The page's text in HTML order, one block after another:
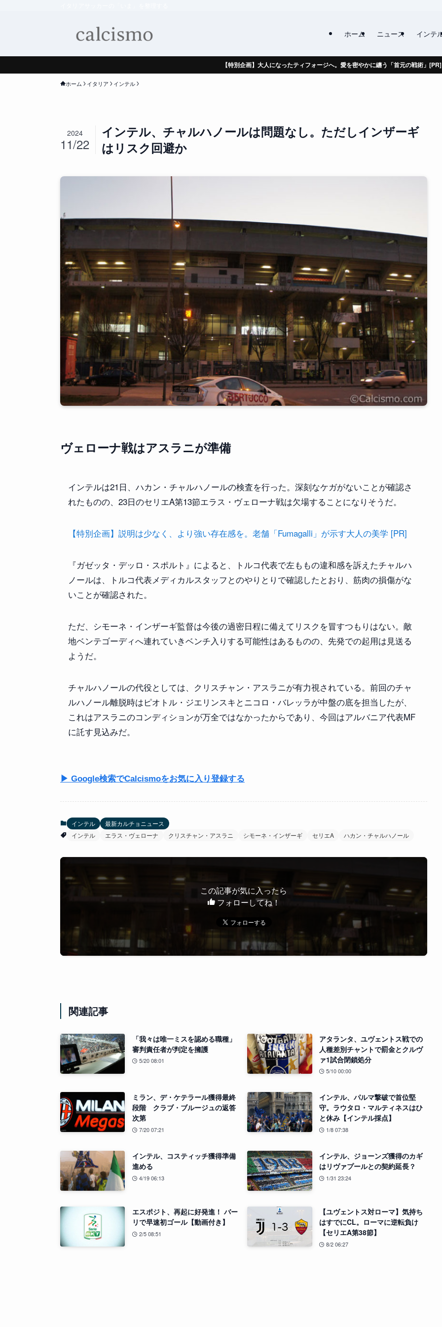
ホーム ニュース インテ
【特別企画】大人になったティフォージへ。愛を密やかに纏う「首元の戦術」[PR]
ホーム イタリア インテル
インテル、チャルハノールは問題なし。ただしインザーギ
はリスク回避か
2024
11/22
ヴェローナ戦はアスラニが準備
インテルは21日、ハカン・チャルハノールの検査を行った。深刻なケガがないことが確認さ
れたものの、23日のセリエA第13節エラス・ヴェローナ戦は欠場することになりそうだ。
【特別企画】説明は少なく、より強い存在感を。老舗「Fumagalli」が示す大人の美学 [PR]
『ガゼッタ・デッロ・スポルト』によると、トルコ代表で左ももの違和感を訴えたチャルハ
ノールは、トルコ代表メディカルスタッフとのやりとりで確認したとおり、筋肉の損傷がな
いことが確認された。
ただ、シモーネ・インザーギ監督は今後の過密日程に備えてリスクを冒すつもりはない。敵
地ベンテゴーディへ連れていきベンチ入りする可能性はあるものの、先発での起用は見送る
ようだ。
チャルハノールの代役としては、クリスチャン・アスラニが有力視されている。前回のチャ
ルハノール離脱時はピオトル・ジエリンスキとニコロ・バレッラが中盤の底を担当したが、
これはアスラニのコンディションが万全ではなかったからであり、今回はアルバニア代表MF
に託す見込みだ。
▶ Google検索でCalcismoをお気に入り登録する
インテル
最新カルチョニュース
インテル
エラス・ヴェローナ クリスチャン・アスラニ シモーネ・インザーギ セリエA ハカン・チャルハノール
この記事が気に入ったら
フォローしてね！
関連記事
「我々は唯一ミスを認める職種」
審判責任者が判定を擁護
5/20 08:01
アタランタ、ユヴェントス戦での
人種差別チャントで罰金とクルヴ
ァ1試合閉鎖処分
5/10 00:00
ミラン、デ・ケテラール獲得最終
段階 クラブ・ブルージュの返答
次第
7/20 07:21
インテル、パルマ撃破で首位堅
守。ラウタロ・マルティネスはひ
と休み【インテル採点】
1/8 07:38
インテル、コスティッチ獲得準備
進める
4/19 06:13
インテル、ジョーンズ獲得のカギ
はリヴァプールとの契約延長？
1/31 23:24
エスポジト、再起に好発進！ バー
リで早速初ゴール【動画付き】
2/5 08:51
【ユヴェントス対ローマ】気持ち
はすでにCL。ローマに逆転負け
【セリエA第38節】
8/2 06:27